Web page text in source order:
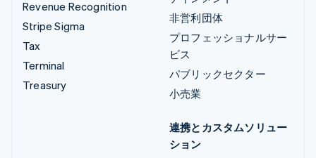
Revenue Recognition
Stripe Sigma
Tax
Terminal
Treasury
非営利団体
プロフェッショナルサー
ビス
パブリックセクター
小売業
連携とカスタムソリュー
ション